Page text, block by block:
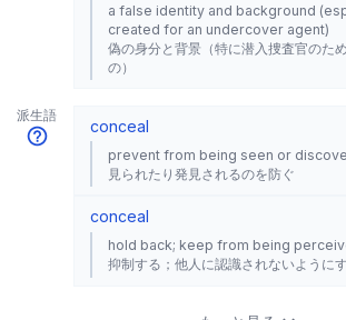
a false identity and background
created for an undercover agent)
偽の身分と背景（特に潜入捜査官のた
の）
派生語
conceal
prevent from being seen or
見られたり発見されるのを防ぐ
conceal
hold back; keep from being
抑制する；他人に認識されないように